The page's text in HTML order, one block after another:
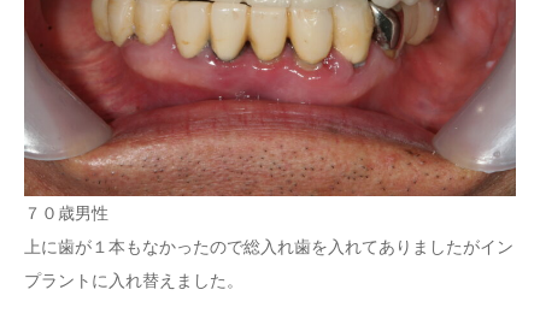
７０歳男性
上に歯が１本もなかったので総入れ歯を入れてありましたがイン
プラントに入れ替えました。